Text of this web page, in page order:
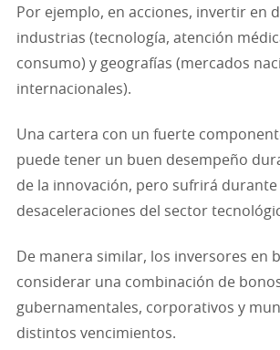
Por ejemplo, en acciones, invertir en
industrias (tecnología, atención
consumo) y geografías (mercados
internacionales).
Una cartera con un fuerte
puede tener un buen desempeño
de la innovación, pero sufrirá durante
desaceleraciones del sector
De manera similar, los inversores en
considerar una combinación de
gubernamentales, corporativos y
distintos vencimientos.